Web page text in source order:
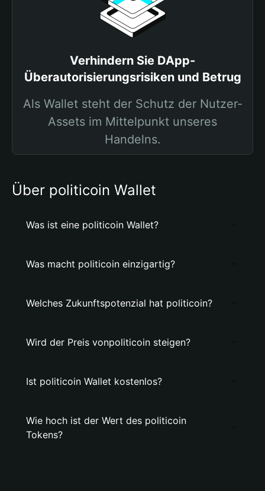
Verhindern Sie DApp-
Überautorisierungsrisiken und Betrug
Als Wallet steht der Schutz der Nutzer-
Assets im Mittelpunkt unseres
Handelns.
Über politicoin Wallet
Was ist eine politicoin Wallet?
Was macht politicoin einzigartig?
Welches Zukunftspotenzial hat politicoin?
Wird der Preis vonpoliticoin steigen?
Ist politicoin Wallet kostenlos?
Wie hoch ist der Wert des politicoin
Tokens?